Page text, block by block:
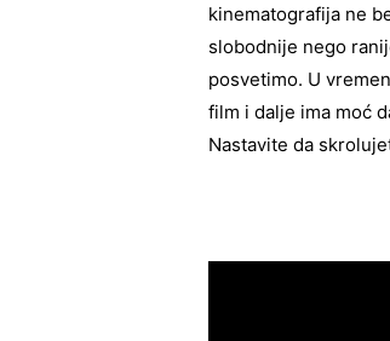
kinematografija ne
slobodnije nego
posvetimo. U
film i dalje ima moć
Nastavite da